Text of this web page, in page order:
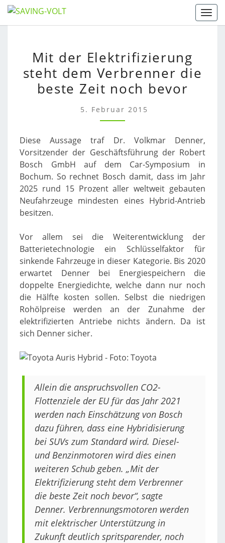
Skip
to
DER
ELEKTRIFIZIERUNG
STEHT
DEM
VERBRENNER
DIE
ZEIT
NOCH
BEVOR
Mit der Elektrifizierung
steht dem Verbrenner die
beste Zeit noch bevor
5. Februar 2015
Diese Aussage traf Dr. Volkmar Denner,
Vorsitzender der Geschäftsführung der Robert
Bosch GmbH auf dem Car-Symposium in
Bochum. So rechnet Bosch damit, dass im Jahr
2025 rund 15 Prozent aller weltweit gebauten
Neufahrzeuge mindesten eines Hybrid-Antrieb
besitzen.
Vor allem sei die Weiterentwicklung der
Batterietechnologie ein Schlüsselfaktor für
sinkende Fahrzeuge in dieser Kategorie. Bis 2020
erwartet Denner bei Energiespeichern die
doppelte Energiedichte, welche dann nur noch
die Hälfte kosten sollen. Selbst die niedrigen
Rohölpreise werden an der Zunahme der
elektrifizierten Antriebe nichts ändern. Da ist
sich Denner sicher.
Allein die anspruchsvollen CO2-
Flottenziele der EU für das Jahr 2021
werden nach Einschätzung von Bosch
dazu führen, dass eine Hybridisierung
bei SUVs zum Standard wird. Diesel-
und Benzinmotoren wird dies einen
weiteren Schub geben. „Mit der
Elektrifizierung steht dem Verbrenner
die beste Zeit noch bevor“, sagte
Denner. Verbrennungsmotoren werden
mit elektrischer Unterstützung in
Zukunft deutlich spritsparender, noch